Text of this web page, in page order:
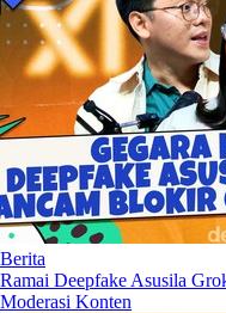
Berita
Ramai Deepfake Asusila
Moderasi Konten